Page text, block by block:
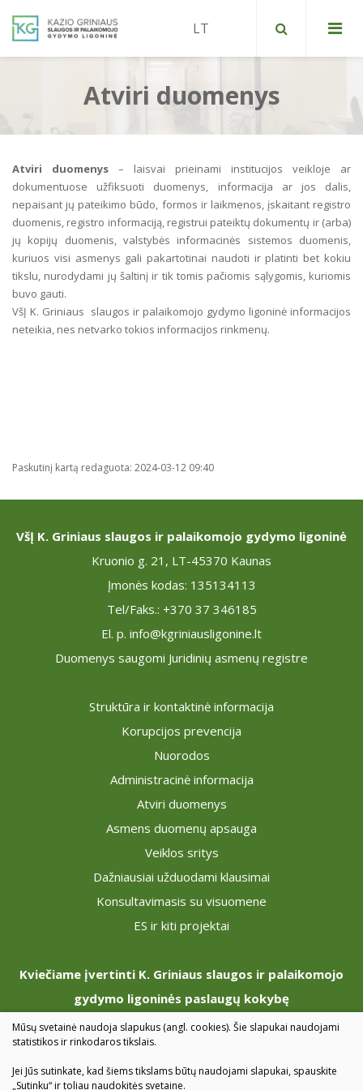
Vičiūnų skyrius
Panemunės skyrius
Mokamos paslaugos
Informacija apie visas įstaigas, teikiančias
medicininės reabilitacijos paslaugas
Pacientų registracija
Įstaigos kontaktai
Administracija
Komisijos ir darbo grupės
Atviri duomenys
Atviri duomenys – laisvai prieinami institucijos veikloje ar
dokumentuose užfiksuoti duomenys, informacija ar jos dalis,
nepaisant jų pateikimo būdo, formos ir laikmenos, įskaitant registro
duomenis, registro informaciją, registrui pateiktų dokumentų ir (arba)
jų kopijų duomenis, valstybės informacinės sistemos duomenis,
kuriuos visi asmenys gali pakartotinai naudoti ir platinti bet kokiu
tikslu, nurodydami jų šaltinį ir tik tomis pačiomis sąlygomis, kuriomis
buvo gauti.
VšĮ K. Griniaus slaugos ir palaikomojo gydymo ligoninė informacijos
neteikia, nes netvarko tokios informacijos rinkmenų.
Paskutinį kartą redaguota: 2024-03-12 09:40
VšĮ K. Griniaus slaugos ir palaikomojo gydymo ligoninė
Kruonio g. 21, LT-45370 Kaunas
Įmonės kodas: 135134113
Tel/Faks.: +370 37 346185
El. p. info@kgriniausligonine.lt
Duomenys saugomi Juridinių asmenų registre
Struktūra ir kontaktinė informacija
Korupcijos prevencija
Nuorodos
Administracinė informacija
Atviri duomenys
Asmens duomenų apsauga
Veiklos sritys
Dažniausiai užduodami klausimai
Konsultavimasis su visuomene
ES ir kiti projektai
Kviečiame įvertinti K. Griniaus slaugos ir palaikomojo
gydymo ligoninės paslaugų kokybę
PACIENTŲ NUOMONĖ
Mūsų svetainė naudoja slapukus (angl. cookies). Šie slapukai naudojami
statistikos ir rinkodaros tikslais.
Jei Jūs sutinkate, kad šiems tikslams būtų naudojami slapukai, spauskite
„Sutinku“ ir toliau naudokitės svetaine.